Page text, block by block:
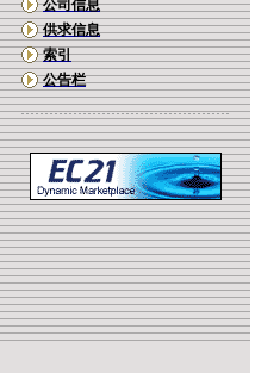
公司信息
供求信息
索引
公告栏